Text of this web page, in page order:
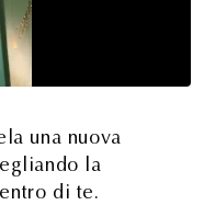
una nuova
la
di te.